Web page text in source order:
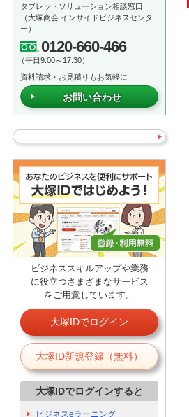
タブレットソリューション相談窓口
（大塚商会 インサイドビジネスセンタ
ー）
0120-660-466
（平日9:00～17:30）
資料請求・お見積りもお気軽に
お問い合わせ
ビジネススキルアップや業務
に役立つさまざまなサービス
をご用意しています。
大塚IDでログイン
大塚ID新規登録（無料）
大塚IDでログインすると
ビジネスeラーニング